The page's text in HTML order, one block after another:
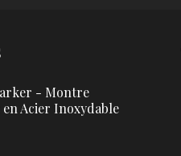
- Montre
Acier Inoxydable